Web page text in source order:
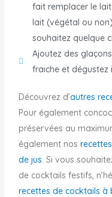
fait remplacer le
lait (végétal ou
souhaitez quelque
Ajoutez des
fraiche et dégustez
Découvrez d’autres
Pour également
préservées au
également nos
de jus. Si vous
de cocktails festifs,
recettes de cocktails à